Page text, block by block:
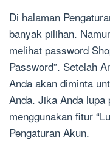
Di halaman
banyak pilihan.
melihat password
Password”. Setelah
Anda akan diminta
Anda. Jika Anda lupa
menggunakan fitur
Pengaturan Akun.